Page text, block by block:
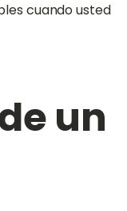
cuando usted
un